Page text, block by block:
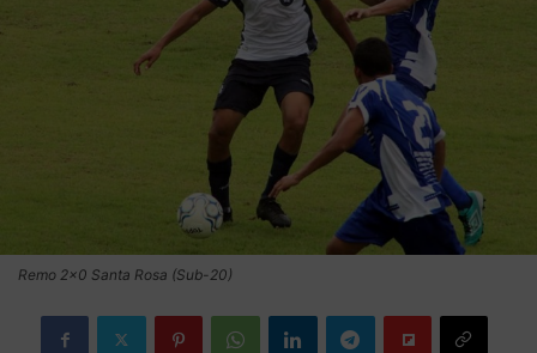
Remo 2x0 Santa Rosa (Sub-20)